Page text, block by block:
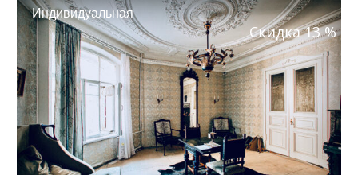
Индивидуальная
Скидка 13 %